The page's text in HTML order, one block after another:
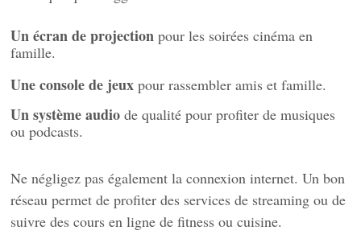
Un écran de projection pour les soirées cinéma en
famille.
Une console de jeux pour rassembler amis et famille.
Un système audio de qualité pour profiter de musiques
ou podcasts.
Ne négligez pas également la connexion internet. Un bon
réseau permet de profiter des services de streaming ou de
suivre des cours en ligne de fitness ou cuisine.